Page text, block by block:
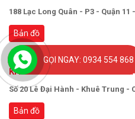
188 Lạc Long Quân - P3 - Quận 11
Bản đồ
KHO HÀNG & BẢO HÀNH
Số 20 Lê Đại Hành - Khuê Trung -
Bản đồ
GỌI NGAY: 0934 554 868